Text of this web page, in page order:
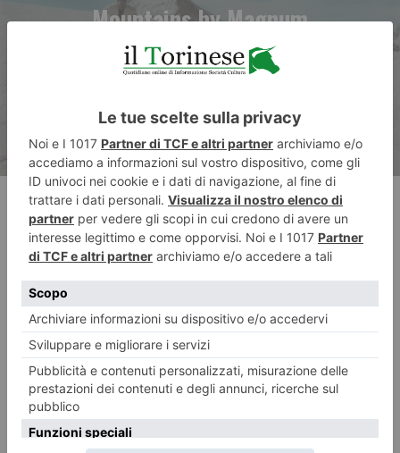
Mountains by Magnum
Photographers
RECENTI: